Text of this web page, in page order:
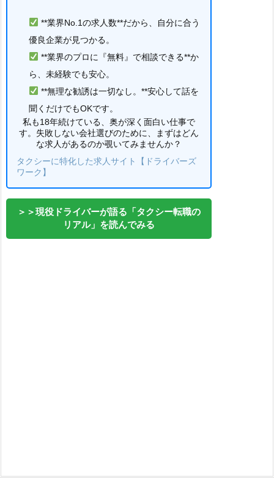
**業界No.1の求人数**だから、自分に合う
優良企業が見つかる。
**業界のプロに『無料』で相談できる**か
ら、未経験でも安心。
**無理な勧誘は一切なし。**安心して話を
聞くだけでもOKです。
私も18年続けている、奥が深く面白い仕事で
す。失敗しない会社選びのために、まずはどん
な求人があるのか覗いてみませんか？
タクシーに特化した求人サイト【ドライバーズ
ワーク】
＞＞現役ドライバーが語る「タクシー転職の
リアル」を読んでみる